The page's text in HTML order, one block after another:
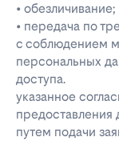
• обезличивание;
• передача по
с соблюдением
персональных
доступа.
указанное
предоставления
путем подачи